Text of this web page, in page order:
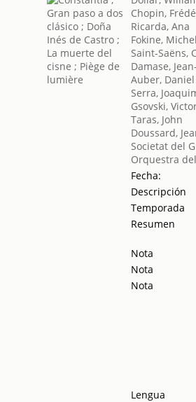
Chopin,
Ricarda, Ana
Fokine,
Saint-Saëns,
Damase,
Auber,
Serra,
Gsovski,
Taras, John
Doussard,
Societat del
Orquestra
Fecha:
Descripción
Temporada
Resumen
Nota
Nota
Nota
Lengua